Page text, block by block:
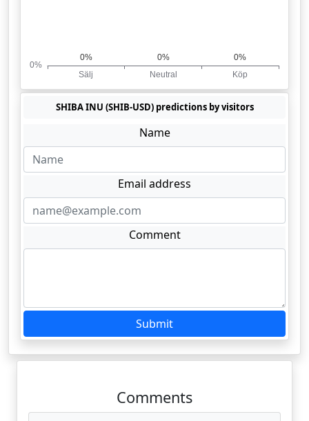
SHIBA INU (SHIB-USD) predictions by visitors
Name
Email address
Comment
Submit
Comments